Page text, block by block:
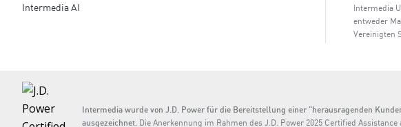
Intermedia AI
Intermedia
entweder
Vereinigten
Intermedia wurde von J.D. Power für die Bereitstellung einer "herausragenden
ausgezeichnet. Die Anerkennung im Rahmen des J.D. Power 2025 Certified